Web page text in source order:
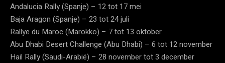
Andalucia Rally (Spanje) – 12 tot 17 mei
Baja Aragon (Spanje) – 23 tot 24 juli
Rallye du Maroc (Marokko) – 7 tot 13 oktober
Abu Dhabi Desert Challenge (Abu Dhabi) – 6 tot 12 november
Hail Rally (Saudi-Arabië) – 28 november tot 3 december